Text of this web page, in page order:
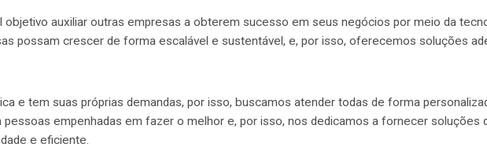
auxiliar outras empresas a obterem sucesso em seus negócios por meio da
possam crescer de forma escalável e sustentável, e, por isso, oferecemos soluções
e tem suas próprias demandas, por isso, buscamos atender todas de forma
empenhadas em fazer o melhor e, por isso, nos dedicamos a fornecer soluções
e eficiente.